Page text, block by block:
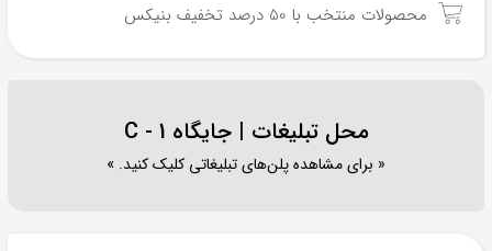
محصولات منتخب با 50 درصد تخفیف بنیکس
محل تبلیغات | جایگاه C - 1
« برای مشاهده پلن‌های تبلیغاتی کلیک کنید. »